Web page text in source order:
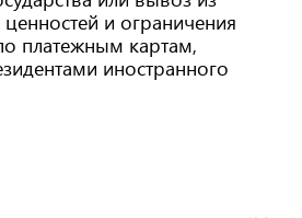
и ограничения
платежным картам,
иностранного